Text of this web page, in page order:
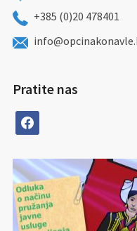
+385 (0)20 478401
Pratite nas
facebook